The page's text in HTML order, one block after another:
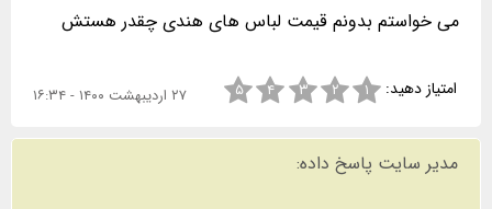
امتیاز دهید: ۱ ۲ ۳ ۴ ۵ ۲۷ اردیبهشت ۱۴۰۰ - ۱۶:۳۴
مدیر سایت پاسخ داده: